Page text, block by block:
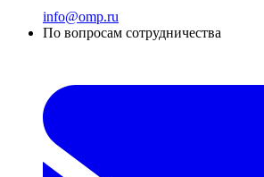
info@omp.ru
По вопросам сотрудничества